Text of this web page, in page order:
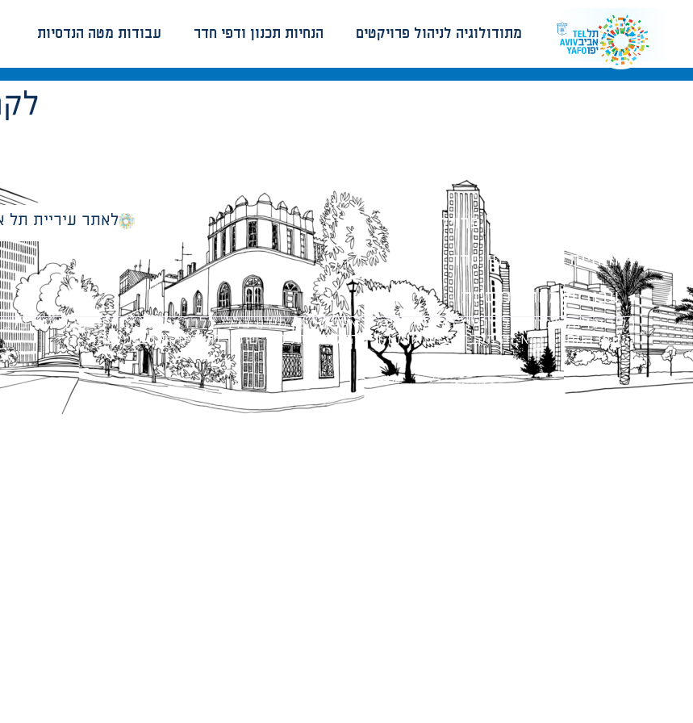
עבודות מטה הנדסיות הנחיות תכנון ודפי חדר מתודולוגיה לניהול פרויקטים
עבודות מטה הנדסיות
הנחיות תכנון ודפי חדר
מתודולוגיה לניהול פרויקטים לאתר עיריית תל
כל הזכויות שמורות לעיריית תל-אביב-יפו. האתר מספק מידע כללי בלבד ומאגד הנחיות תכנוניות
הנוסח המחייב הוא זה הקבוע בהוראות הדין הרלוונטיות כפי שתהיינה בתוקף מעת לעת.